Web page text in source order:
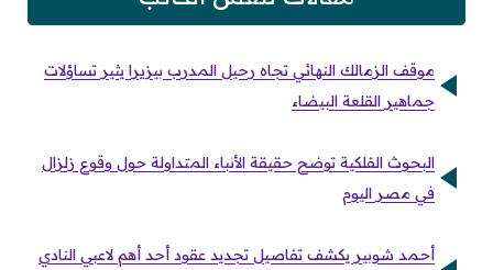
موقف الزمالك النهائي تجاه رحيل المدرب بيزيرا يثير تساؤلات
جماهير القلعة البيضاء
البحوث الفلكية توضح حقيقة الأنباء المتداولة حول وقوع زلزال
في مصر اليوم
أحمد شوبير يكشف تفاصيل تجديد عقود أحد أهم لاعبي النادي